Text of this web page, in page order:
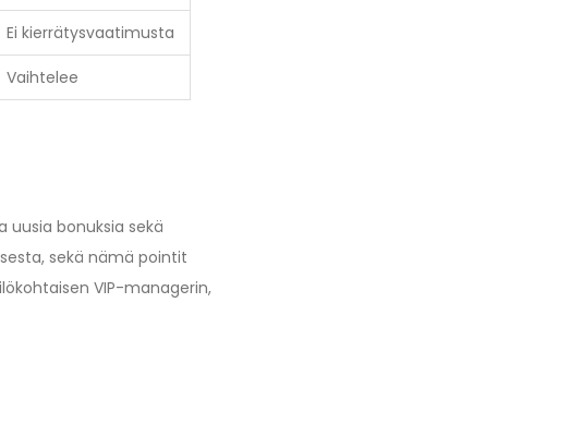
Ei kierrätysvaatimusta
Vaihtelee
uusia bonuksia sekä
sekä nämä pointit
VIP-managerin,